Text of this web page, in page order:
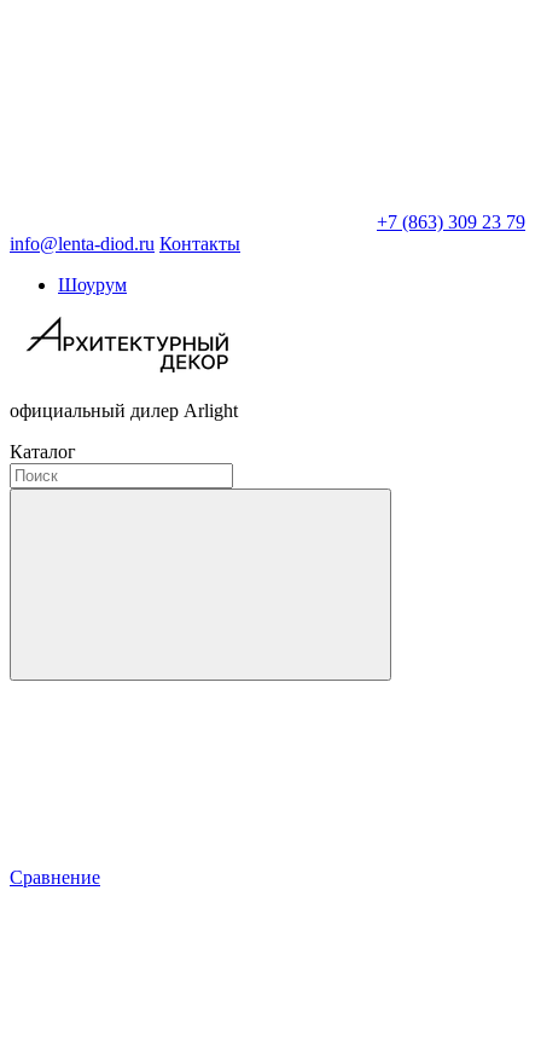
+7 (863) 309 23 79
info@lenta-diod.ru Контакты
Шоурум
официальный дилер Arlight
Каталог
Сравнение